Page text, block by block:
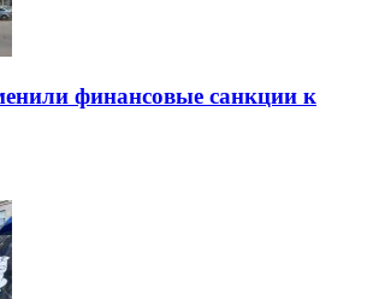
финансовые санкции к